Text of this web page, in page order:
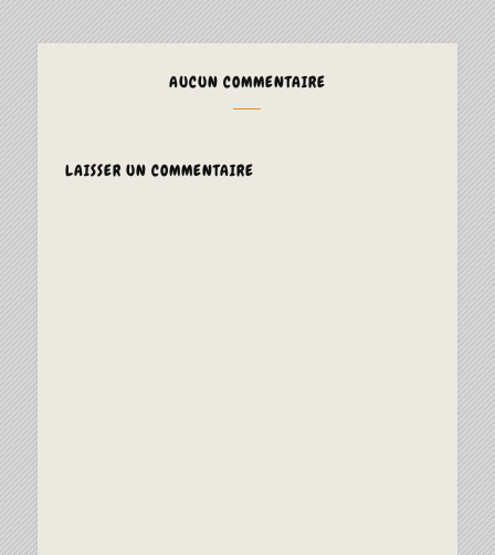
AUCUN COMMENTAIRE
LAISSER UN COMMENTAIRE